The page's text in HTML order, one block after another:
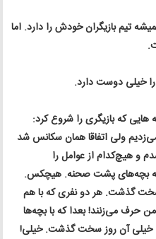
تیم بازیگران خودش را دارد. اما
خیلی دوست دارد.
که بازیگری را شروع کرد:
ولی اتفاقا همان سکانس شد
و هیچ‌کدام از عوامل را
نه بچه‌های پشت صحنه. هیچکس.
گذشت. هر دو نفری که با هم
حرف می‌زنند! بعدا که با بچه‌ها
خیلی آن روز سخت گذشت. خیلی!